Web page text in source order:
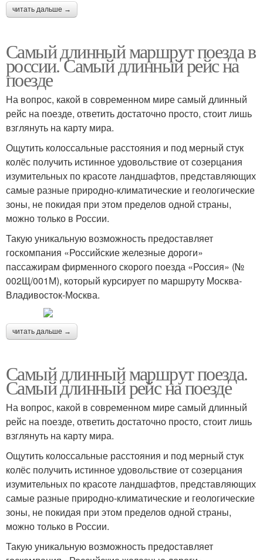
читать дальше →
Самый длинный маршрут поезда в
россии. Самый длинный рейс на
поезде
На вопрос, какой в современном мире самый длинный
рейс на поезде, ответить достаточно просто, стоит лишь
взглянуть на карту мира.
Ощутить колоссальные расстояния и под мерный стук
колёс получить истинное удовольствие от созерцания
изумительных по красоте ландшафтов, представляющих
самые разные природно-климатические и геологические
зоны, не покидая при этом пределов одной страны,
можно только в России.
Такую уникальную возможность предоставляет
госкомпания «Российские железные дороги»
пассажирам фирменного скорого поезда «Россия» (№
002Щ/001М), который курсирует по маршруту Москва-
Владивосток-Москва.
читать дальше →
Самый длинный маршрут поезда.
Самый длинный рейс на поезде
На вопрос, какой в современном мире самый длинный
рейс на поезде, ответить достаточно просто, стоит лишь
взглянуть на карту мира.
Ощутить колоссальные расстояния и под мерный стук
колёс получить истинное удовольствие от созерцания
изумительных по красоте ландшафтов, представляющих
самые разные природно-климатические и геологические
зоны, не покидая при этом пределов одной страны,
можно только в России.
Такую уникальную возможность предоставляет